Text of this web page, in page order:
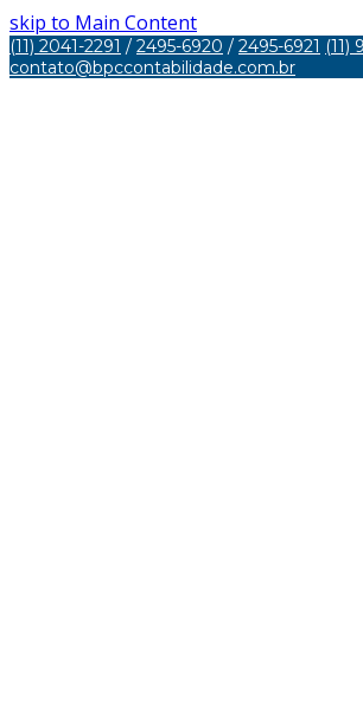
skip to Main Content
(11) 2041-2291 / 2495-6920 / 2495-6921 (11)
contato@bpccontabilidade.com.br